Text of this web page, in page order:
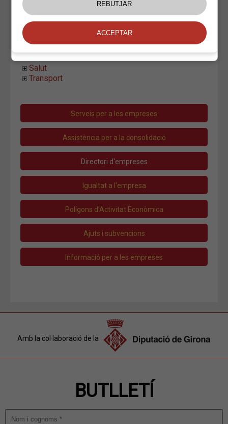
Rètols Brugué
Instal.lacions i Manteniment
Moda i Complements
Salut
Transport
Serveis per a les empreses
Assistència per a la consolidació
Directori d'empreses
Igualtat a l'empresa
Polígons d'Activitat Econòmica
Ajuts i subvencions
Informació per a les empreses
Amb la col·laboració de la
BUTLLETÍ